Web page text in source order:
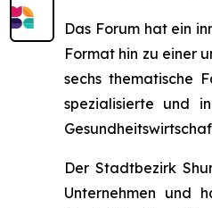
Das Forum hat ein
Format hin zu einer
sechs thematische
spezialisierte und
Der Stadtbezirk
Unternehmen und